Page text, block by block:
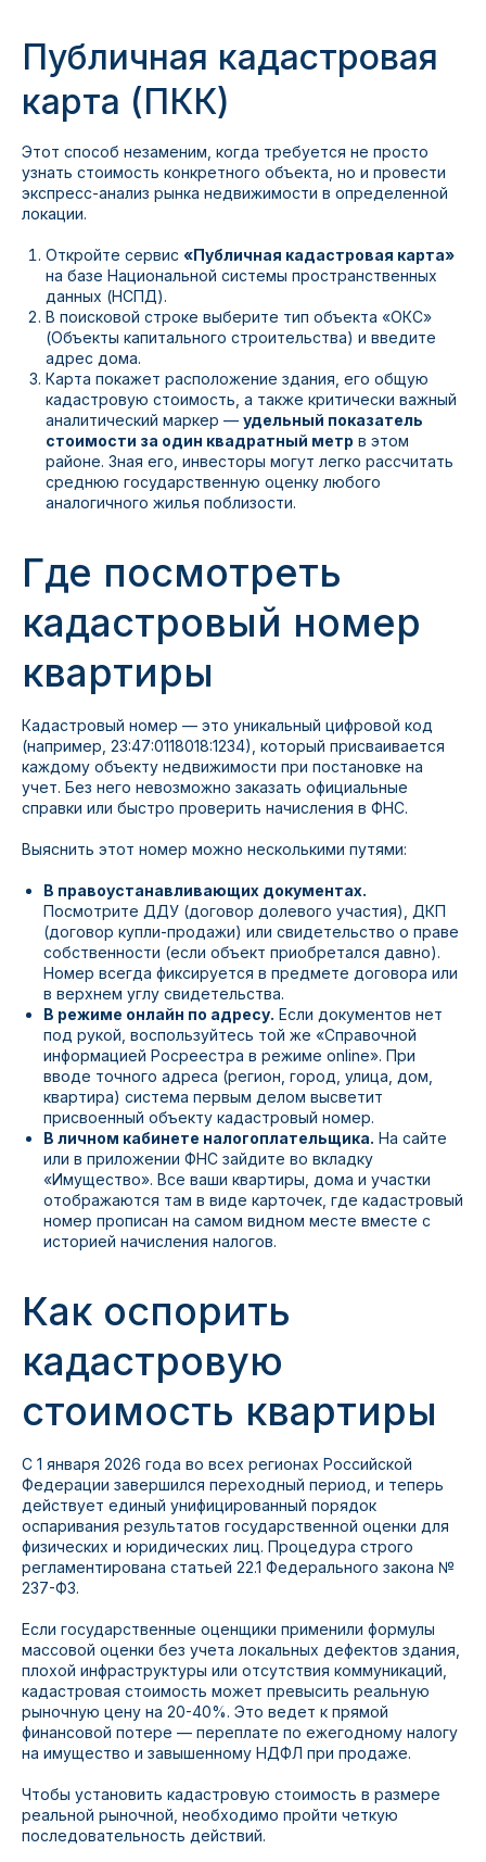
Публичная кадастровая
карта (ПКК)
Этот способ незаменим, когда требуется не просто
узнать стоимость конкретного объекта, но и провести
экспресс-анализ рынка недвижимости в определенной
локации.
Откройте сервис «Публичная кадастровая карта»
на базе Национальной системы пространственных
данных (НСПД).
В поисковой строке выберите тип объекта «ОКС»
(Объекты капитального строительства) и введите
адрес дома.
Карта покажет расположение здания, его общую
кадастровую стоимость, а также критически важный
аналитический маркер — удельный показатель
стоимости за один квадратный метр в этом
районе. Зная его, инвесторы могут легко рассчитать
среднюю государственную оценку любого
аналогичного жилья поблизости.
Где посмотреть
кадастровый номер
квартиры
Кадастровый номер — это уникальный цифровой код
(например, 23:47:0118018:1234), который присваивается
каждому объекту недвижимости при постановке на
учет. Без него невозможно заказать официальные
справки или быстро проверить начисления в ФНС.
Выяснить этот номер можно несколькими путями:
В правоустанавливающих документах.
Посмотрите ДДУ (договор долевого участия), ДКП
(договор купли-продажи) или свидетельство о праве
собственности (если объект приобретался давно).
Номер всегда фиксируется в предмете договора или
в верхнем углу свидетельства.
В режиме онлайн по адресу. Если документов нет
под рукой, воспользуйтесь той же «Справочной
информацией Росреестра в режиме online». При
вводе точного адреса (регион, город, улица, дом,
квартира) система первым делом высветит
присвоенный объекту кадастровый номер.
В личном кабинете налогоплательщика. На сайте
или в приложении ФНС зайдите во вкладку
«Имущество». Все ваши квартиры, дома и участки
отображаются там в виде карточек, где кадастровый
номер прописан на самом видном месте вместе с
историей начисления налогов.
Как оспорить
кадастровую
стоимость квартиры
С 1 января 2026 года во всех регионах Российской
Федерации завершился переходный период, и теперь
действует единый унифицированный порядок
оспаривания результатов государственной оценки для
физических и юридических лиц. Процедура строго
регламентирована статьей 22.1 Федерального закона №
237-ФЗ.
Если государственные оценщики применили формулы
массовой оценки без учета локальных дефектов здания,
плохой инфраструктуры или отсутствия коммуникаций,
кадастровая стоимость может превысить реальную
рыночную цену на 20-40%. Это ведет к прямой
финансовой потере — переплате по ежегодному налогу
на имущество и завышенному НДФЛ при продаже.
Чтобы установить кадастровую стоимость в размере
реальной рыночной, необходимо пройти четкую
последовательность действий.